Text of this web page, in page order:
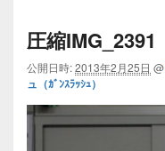
圧縮IMG_2391
公開日時:2013年2月25日 @
ュ（ｶﾞﾝｽﾗｯｼｭ）